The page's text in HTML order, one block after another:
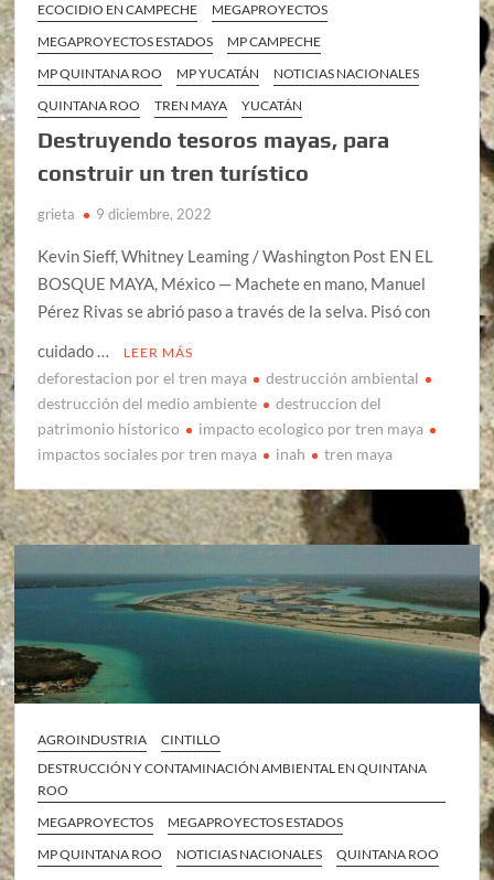
ECOCIDIO EN CAMPECHE
MEGAPROYECTOS
MEGAPROYECTOS ESTADOS
MP CAMPECHE
MP QUINTANA ROO
MP YUCATÁN
NOTICIAS NACIONALES
QUINTANA ROO
TREN MAYA YUCATÁN
Destruyendo tesoros mayas, para
construir un tren turístico
grieta 9 diciembre, 2022
Kevin Sieff, Whitney Leaming / Washington Post EN EL
BOSQUE MAYA, México — Machete en mano, Manuel
Pérez Rivas se abrió paso a través de la selva. Pisó con
cuidado …
LEER MÁS
deforestacion por el tren maya
destrucción ambiental
destrucción del medio ambiente
destruccion del
patrimonio historico
impacto ecologico por tren maya
impactos sociales por tren maya
inah tren maya
AGROINDUSTRIA
CINTILLO
DESTRUCCIÓN Y CONTAMINACIÓN AMBIENTAL EN QUINTANA
ROO
MEGAPROYECTOS
MEGAPROYECTOS ESTADOS
MP QUINTANA ROO
NOTICIAS NACIONALES QUINTANA ROO